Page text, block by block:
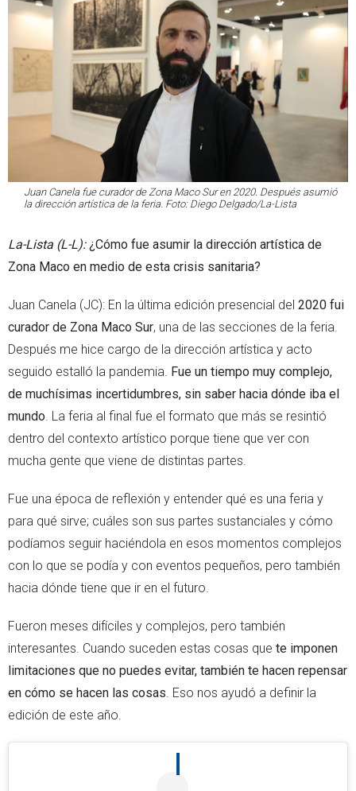
Juan Canela fue curador de Zona Maco Sur en 2020. Después asumió
la dirección artística de la feria. Foto: Diego Delgado/La-Lista
La-Lista (L-L):¿Cómo fue asumir la dirección artística de
Zona Maco en medio de esta crisis sanitaria?
Juan Canela (JC): En la última edición presencial del 2020 fui
curador de Zona Maco Sur, una de las secciones de la feria.
Después me hice cargo de la dirección artística y acto
seguido estalló la pandemia. Fue un tiempo muy complejo,
de muchísimas incertidumbres, sin saber hacia dónde iba el
mundo. La feria al final fue el formato que más se resintió
dentro del contexto artístico porque tiene que ver con
mucha gente que viene de distintas partes.
Fue una época de reflexión y entender qué es una feria y
para qué sirve; cuáles son sus partes sustanciales y cómo
podíamos seguir haciéndola en esos momentos complejos
con lo que se podía y con eventos pequeños, pero también
hacia dónde tiene que ir en el futuro.
Fueron meses difíciles y complejos, pero también
interesantes. Cuando suceden estas cosas que te imponen
limitaciones que no puedes evitar, también te hacen repensar
en cómo se hacen las cosas. Eso nos ayudó a definir la
edición de este año.